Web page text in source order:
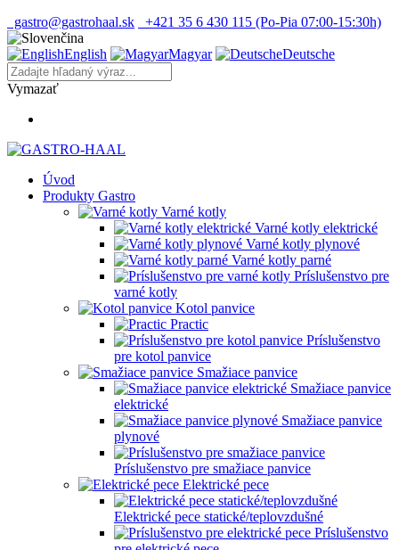
gastro@gastrohaal.sk
+421 35 6 430 115 (Po-Pia 07:00-15:30h)
English Magyar Deutsche
Vymazať
Úvod
Produkty Gastro
Varné kotly
Varné kotly elektrické
Varné kotly plynové
Varné kotly parné
Príslušenstvo pre
varné kotly
Kotol panvice
Practic
Príslušenstvo
pre kotol panvice
Smažiace panvice
Smažiace panvice
elektrické
Smažiace panvice
plynové
Príslušenstvo pre smažiace panvice
Elektrické pece
Elektrické pece statické/teplovzdušné
Príslušenstvo